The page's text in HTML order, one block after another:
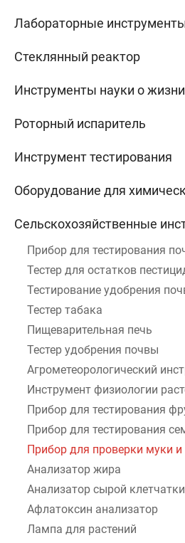
Лабораторные
Стеклянный реактор
Инструменты науки о жизни
Роторный испаритель
Инструмент тестирования
Прибор для тестирования
Тестер для остатков
Тестирование удобрения
Тестер табака
Пищеварительная печь
Тестер удобрения почвы
Агрометеорологический
Инструмент физиологии
Прибор для тестирования
Прибор для тестирования
Прибор для проверки муки
Анализатор жира
Анализатор сырой клетчатки
Афлатоксин анализатор
Лампа для растений